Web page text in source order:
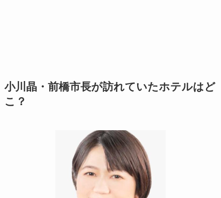
小川晶・前橋市長が訪れていたホテルはど
こ？